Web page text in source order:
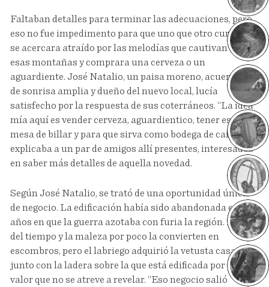
Faltaban detalles para terminar las adecuaciones, pero
eso no fue impedimento para que uno que otro curioso
se acercara atraído por las melodías que cautivan en
esas montañas y comprara una cerveza o un
aguardiente. José Natalio, un paisa moreno, acuerpado,
de sonrisa amplia y dueño del nuevo local, lucía
satisfecho por la respuesta de sus coterráneos. “La idea
mía aquí es vender cerveza, aguardientico, tener esa
mesa de billar y para que sirva como bodega de café”,
explicaba a un par de amigos allí presentes, interesados
en saber más detalles de aquella novedad.
Según José Natalio, se trató de una oportunidad única
de negocio. La edificación había sido abandonada en los
años en que la guerra azotaba con furia la región. El paso
del tiempo y la maleza por poco la convierten en
escombros, pero el labriego adquirió la vetusta casa
junto con la ladera sobre la que está edificada por un
valor que no se atreve a revelar. “Eso negocio salió